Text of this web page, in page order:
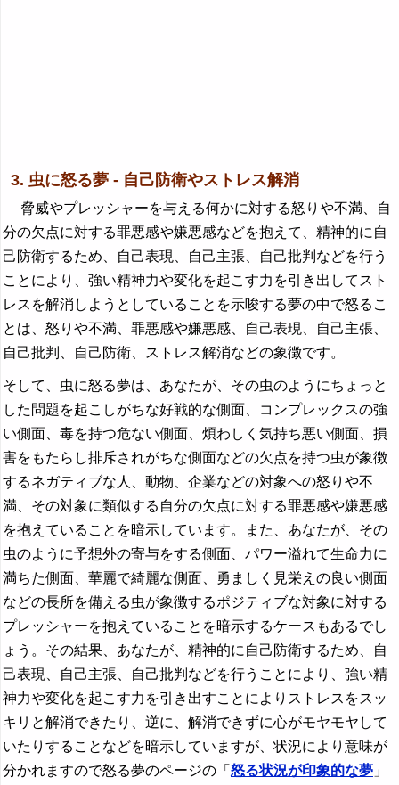
3. 虫に怒る夢 - 自己防衛やストレス解消
脅威やプレッシャーを与える何かに対する怒りや不満、自
分の欠点に対する罪悪感や嫌悪感などを抱えて、精神的に自
己防衛するため、自己表現、自己主張、自己批判などを行う
ことにより、強い精神力や変化を起こす力を引き出してスト
レスを解消しようとしていることを示唆する夢の中で怒るこ
とは、怒りや不満、罪悪感や嫌悪感、自己表現、自己主張、
自己批判、自己防衛、ストレス解消などの象徴です。
そして、虫に怒る夢は、あなたが、その虫のようにちょっと
した問題を起こしがちな好戦的な側面、コンプレックスの強
い側面、毒を持つ危ない側面、煩わしく気持ち悪い側面、損
害をもたらし排斥されがちな側面などの欠点を持つ虫が象徴
するネガティブな人、動物、企業などの対象への怒りや不
満、その対象に類似する自分の欠点に対する罪悪感や嫌悪感
を抱えていることを暗示しています。また、あなたが、その
虫のように予想外の寄与をする側面、パワー溢れて生命力に
満ちた側面、華麗で綺麗な側面、勇ましく見栄えの良い側面
などの長所を備える虫が象徴するポジティブな対象に対する
プレッシャーを抱えていることを暗示するケースもあるでし
ょう。その結果、あなたが、精神的に自己防衛するため、自
己表現、自己主張、自己批判などを行うことにより、強い精
神力や変化を起こす力を引き出すことによりストレスをスッ
キリと解消できたり、逆に、解消できずに心がモヤモヤして
いたりすることなどを暗示していますが、状況により意味が
分かれますので怒る夢のページの「 怒る状況が印象的な夢 」